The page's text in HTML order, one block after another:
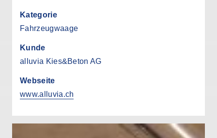
Kategorie
Fahrzeugwaage
Kunde
alluvia Kies&Beton AG
Webseite
www.alluvia.ch